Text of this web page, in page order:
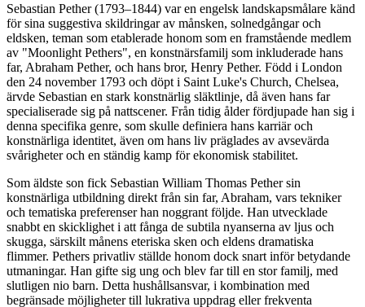
Sebastian Pether (1793–1844) var en engelsk landskapsmålare känd
för sina suggestiva skildringar av månsken, solnedgångar och
eldsken, teman som etablerade honom som en framstående medlem
av "Moonlight Pethers", en konstnärsfamilj som inkluderade hans
far, Abraham Pether, och hans bror, Henry Pether. Född i London
den 24 november 1793 och döpt i Saint Luke's Church, Chelsea,
ärvde Sebastian en stark konstnärlig släktlinje, då även hans far
specialiserade sig på nattscener. Från tidig ålder fördjupade han sig i
denna specifika genre, som skulle definiera hans karriär och
konstnärliga identitet, även om hans liv präglades av avsevärda
svårigheter och en ständig kamp för ekonomisk stabilitet.
Som äldste son fick Sebastian William Thomas Pether sin
konstnärliga utbildning direkt från sin far, Abraham, vars tekniker
och tematiska preferenser han noggrant följde. Han utvecklade
snabbt en skicklighet i att fånga de subtila nyanserna av ljus och
skugga, särskilt månens eteriska sken och eldens dramatiska
flimmer. Pethers privatliv ställde honom dock snart inför betydande
utmaningar. Han gifte sig ung och blev far till en stor familj, med
slutligen nio barn. Detta hushållsansvar, i kombination med
begränsade möjligheter till lukrativa uppdrag eller frekventa